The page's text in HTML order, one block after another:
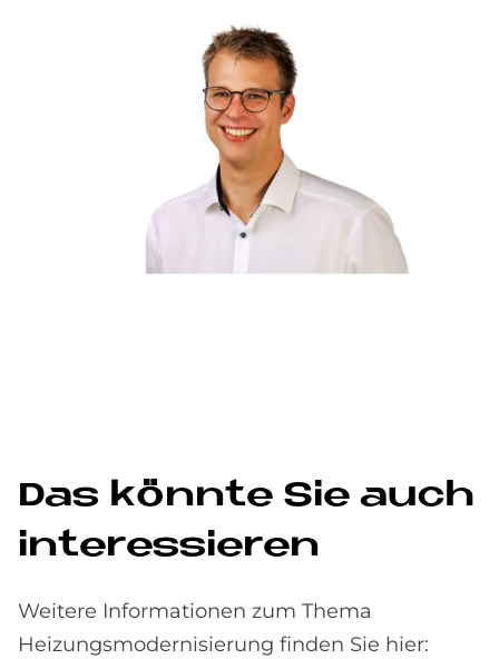
Das könn­te Sie auch
in­ter­es­sie­ren
Weitere Informationen zum Thema
Heizungsmodernisierung finden Sie hier: